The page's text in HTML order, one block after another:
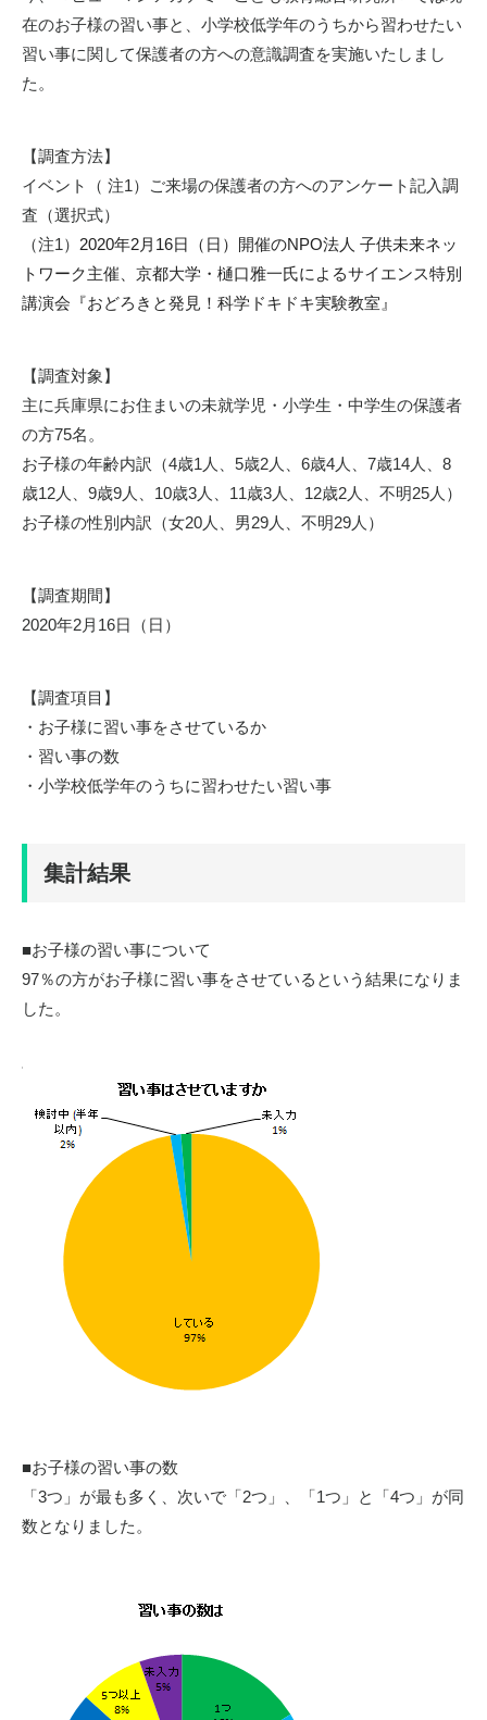
在のお子様の習い事と、小学校低学年のうちから習わせたい
習い事に関して保護者の方への意識調査を実施いたしまし
た。
【調査方法】
イベント（ 注1）ご来場の保護者の方へのアンケート記入調
査（選択式）
（注1） 2020年2月16日（日）開催のNPO法人 子供未来ネッ
トワーク主催、京都大学・樋口雅一氏によるサイエンス特別
講演会『おどろきと発見！科学ドキドキ実験教室』
【調査対象】
主に兵庫県にお住まいの未就学児・小学生・中学生の保護者
の方75名。
お子様の年齢内訳（4歳1 人、 5歳2人、 6歳4人、 7歳14人、 8
歳12人、 9歳9人、 10歳3人、 11歳3人、 12歳2人、不明25人）
お子様の性別内訳（女20人、男29人、不明29人）
【調査期間】
2020年2月 16日（日）
【調査項目】
・お子様に習い事をさせているか
・習い事の数
・小学校低学年のうちに習わせたい習い事
集計結果
■お子様の習い事について
97％の方がお子様に習い事をさせているという結果になりま
した。
■お子様の習い事の数
「3つ」が最も多く、次いで「2つ」、「1つ」と「4つ」が同
数となりました。